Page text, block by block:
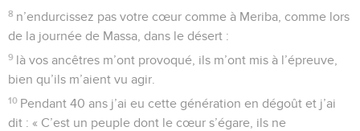
8 n’endurcissez pas votre cœur comme à Meriba, comme lors
de la journée de Massa, dans le désert :
9 là vos ancêtres m’ont provoqué, ils m’ont mis à l’épreuve,
bien qu’ils m’aient vu agir.
10 Pendant 40 ans j’ai eu cette génération en dégoût et j’ai
dit : « C’est un peuple dont le cœur s’égare, ils ne